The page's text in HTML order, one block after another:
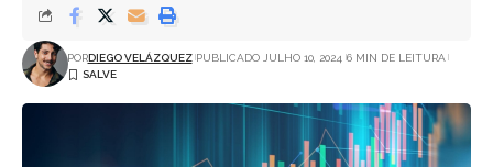
PORDIEGO VELÁZQUEZ PUBLICADO JULHO 10, 2024 6 MIN DE LEITURA